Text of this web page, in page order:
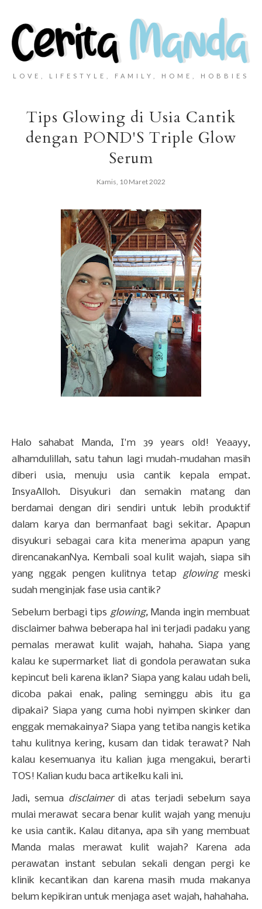
LOVE, LIFESTYLE, FAMILY, HOME, HOBBIES
Tips Glowing di Usia Cantik
dengan POND'S Triple Glow
Serum
Kamis, 10 Maret 2022
Halo sahabat Manda, I'm 39 years old! Yeaayy,
alhamdulillah, satu tahun lagi mudah-mudahan masih
diberi usia, menuju usia cantik kepala empat.
InsyaAlloh. Disyukuri dan semakin matang dan
berdamai dengan diri sendiri untuk lebih produktif
dalam karya dan bermanfaat bagi sekitar. Apapun
disyukuri sebagai cara kita menerima apapun yang
direncanakanNya. Kembali soal kulit wajah, siapa sih
yang nggak pengen kulitnya tetap glowing meski
sudah menginjak fase usia cantik?
Sebelum berbagi tips glowing, Manda ingin membuat
disclaimer bahwa beberapa hal ini terjadi padaku yang
pemalas merawat kulit wajah, hahaha. Siapa yang
kalau ke supermarket liat di gondola perawatan suka
kepincut beli karena iklan? Siapa yang kalau udah beli,
dicoba pakai enak, paling seminggu abis itu ga
dipakai? Siapa yang cuma hobi nyimpen skinker dan
enggak memakainya? Siapa yang tetiba nangis ketika
tahu kulitnya kering, kusam dan tidak terawat? Nah
kalau kesemuanya itu kalian juga mengakui, berarti
TOS! Kalian kudu baca artikelku kali ini.
Jadi, semua disclaimerdi atas terjadi sebelum saya
mulai merawat secara benar kulit wajah yang menuju
ke usia cantik. Kalau ditanya, apa sih yang membuat
Manda malas merawat kulit wajah? Karena ada
perawatan instant sebulan sekali dengan pergi ke
klinik kecantikan dan karena masih muda makanya
belum kepikiran untuk menjaga aset wajah, hahahaha.